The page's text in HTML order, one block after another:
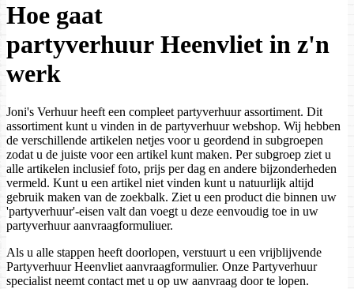
Hoe gaat
partyverhuur Heenvliet in z'n
werk
Joni's Verhuur heeft een compleet partyverhuur assortiment. Dit
assortiment kunt u vinden in de partyverhuur webshop. Wij hebben
de verschillende artikelen netjes voor u geordend in subgroepen
zodat u de juiste voor een artikel kunt maken. Per subgroep ziet u
alle artikelen inclusief foto, prijs per dag en andere bijzonderheden
vermeld. Kunt u een artikel niet vinden kunt u natuurlijk altijd
gebruik maken van de zoekbalk. Ziet u een product die binnen uw
'partyverhuur'-eisen valt dan voegt u deze eenvoudig toe in uw
partyverhuur aanvraagformuliuer.
Als u alle stappen heeft doorlopen, verstuurt u een vrijblijvende
Partyverhuur Heenvliet aanvraagformulier. Onze Partyverhuur
specialist neemt contact met u op uw aanvraag door te lopen.